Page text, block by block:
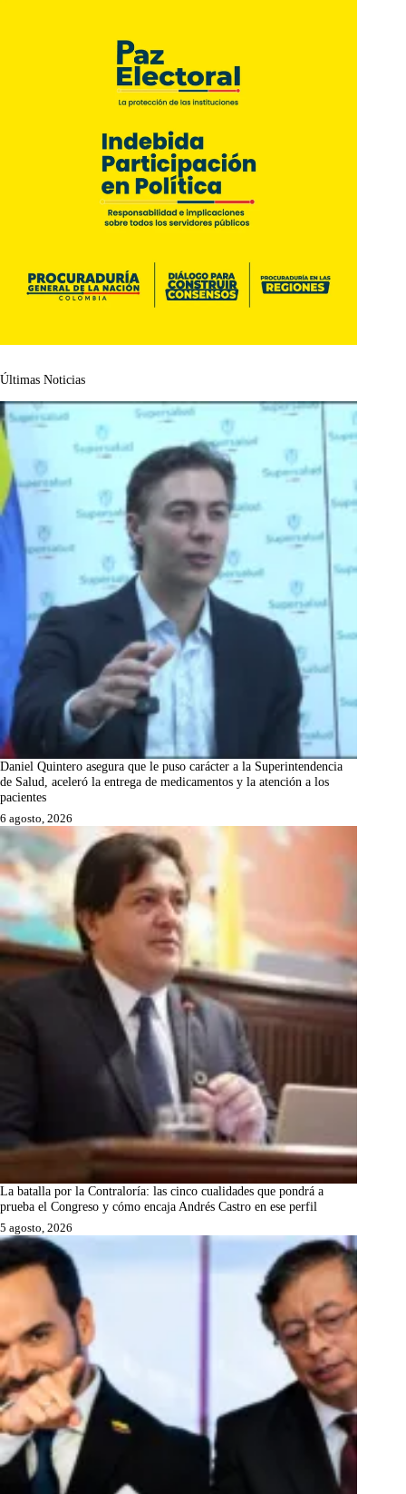
Últimas Noticias
Daniel Quintero asegura que le puso carácter a la Superintendencia
de Salud, aceleró la entrega de medicamentos y la atención a los
pacientes
6 agosto, 2026
La batalla por la Contraloría: las cinco cualidades que pondrá a
prueba el Congreso y cómo encaja Andrés Castro en ese perfil
5 agosto, 2026